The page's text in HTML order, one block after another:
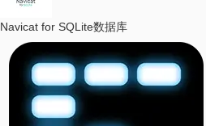
Navicat for SQLite数据库